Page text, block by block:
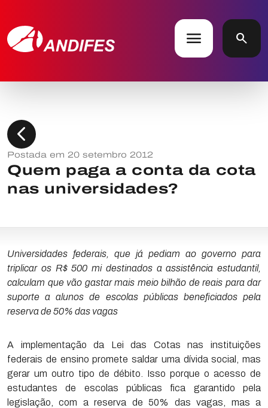
menu search
chevron_left
Postada em 20 setembro 2012
Quem paga a conta da cota
nas universidades?
Universidades federais, que já pediam ao governo para
triplicar os R$ 500 mi destinados a assistência estudantil,
calculam que vão gastar mais meio bilhão de reais para dar
suporte a alunos de escolas públicas beneficiados pela
reserva de 50% das vagas
A implementação da Lei das Cotas nas instituições
federais de ensino promete saldar uma dívida social, mas
gerar um outro tipo de débito. Isso porque o acesso de
estudantes de escolas públicas fica garantido pela
legislação, com a reserva de 50% das vagas, mas a